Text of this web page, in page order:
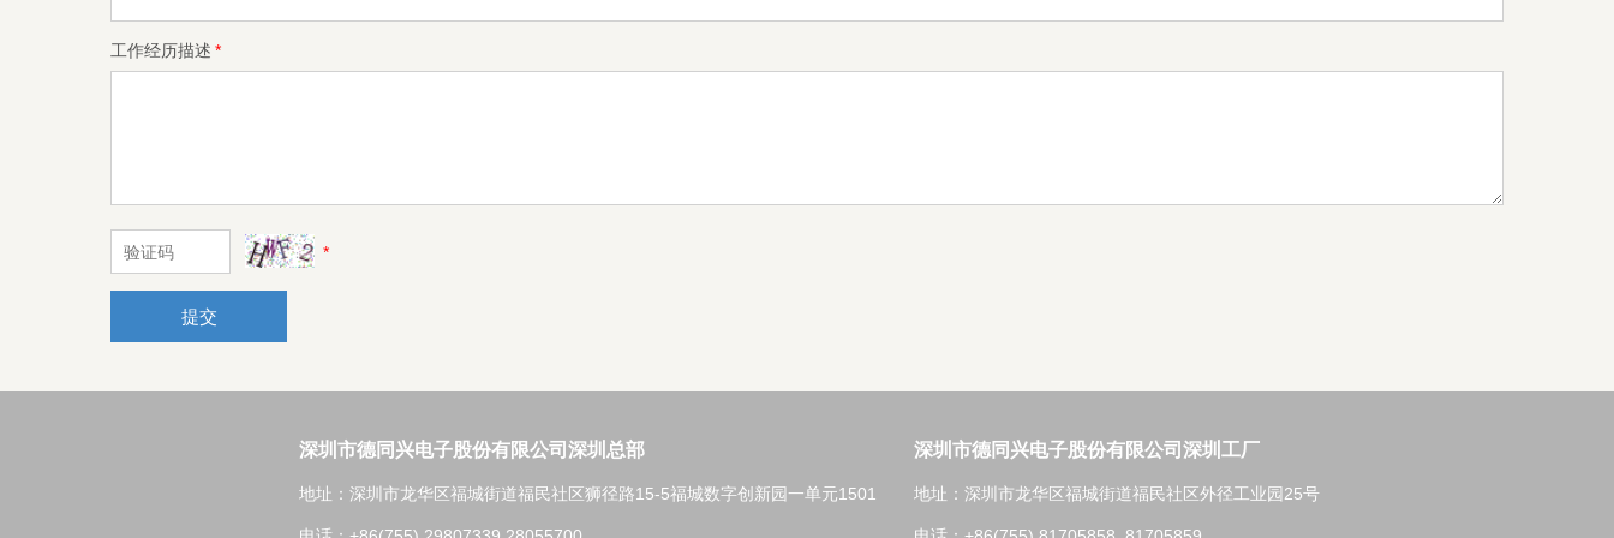
工作经历描述 *
*
提交
深圳市德同兴电子股份有限公司深圳总部
地址：深圳市龙华区福城街道福民社区狮径路15-5福城数字创新园一单元1501
深圳市德同兴电子股份有限公司深圳工厂
地址：深圳市龙华区福城街道福民社区外径工业园25号